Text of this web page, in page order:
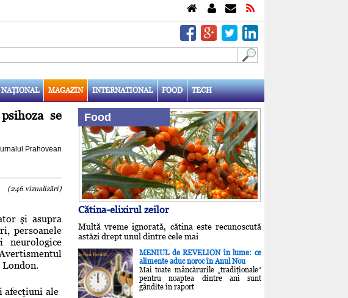
NAŢIONAL MAGAZIN INTERNATIONAL FOOD TECH
se
Prahovean
(246 vizualizări)
şi asupra
persoanele
neurologice
afecţiuni ale
Food
Cătina-elixirul zeilor
Multă vreme ignorată, cătina este recunoscută
astăzi drept unul dintre cele mai
MENIUL de REVELION în lume: ce
alimente aduc noroc în Anul Nou
Mai toate mâncărurile „tradiţionale”
pentru noaptea dintre ani sunt
gândite în raport